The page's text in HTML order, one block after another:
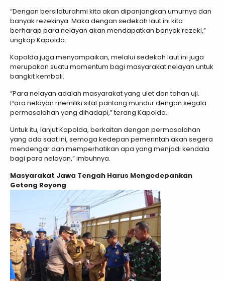
“Dengan bersilaturahmi kita akan dipanjangkan umurnya dan
banyak rezekinya. Maka dengan sedekah laut ini kita
berharap para nelayan akan mendapatkan banyak rezeki,”
ungkap Kapolda.
Kapolda juga menyampaikan, melalui sedekah laut ini juga
merupakan suatu momentum bagi masyarakat nelayan untuk
bangkit kembali.
“Para nelayan adalah masyarakat yang ulet dan tahan uji.
Para nelayan memiliki sifat pantang mundur dengan segala
permasalahan yang dihadapi,” terang Kapolda.
Untuk itu, lanjut Kapolda, berkaitan dengan permasalahan
yang ada saat ini, semoga kedepan pemerintah akan segera
mendengar dan memperhatikan apa yang menjadi kendala
bagi para nelayan,” imbuhnya.
Masyarakat Jawa Tengah Harus Mengedepankan
Gotong Royong